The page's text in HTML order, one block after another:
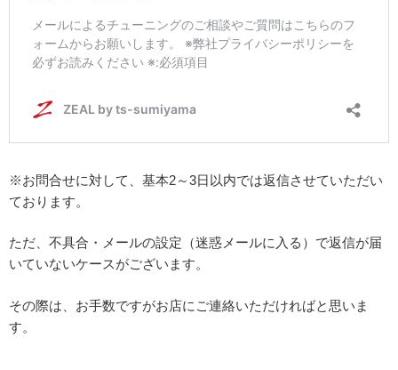
※お問合せに対して、基本2～3日以内では返信させていただい
ております。
ただ、不具合・メールの設定（迷惑メールに入る）で返信が届
いていないケースがございます。
その際は、お手数ですがお店にご連絡いただければと思いま
す。